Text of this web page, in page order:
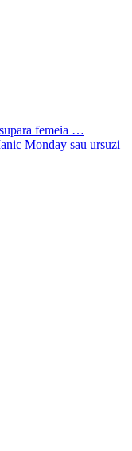
femeia …
Monday sau ursuzi